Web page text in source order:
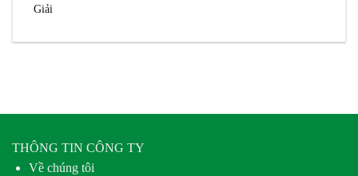
Giải
THÔNG TIN CÔNG TY
Về chúng tôi